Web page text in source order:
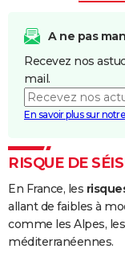
Coulées deA ne pas
Recevez nos
mail.
En savoir plus sur
RISQUE DE
En France, les
allant de faibles à
comme les Alpes,
méditerranéennes.